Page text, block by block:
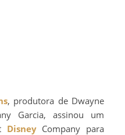
, produtora de Dwayne
Garcia, assinou um
DisneyCompany para